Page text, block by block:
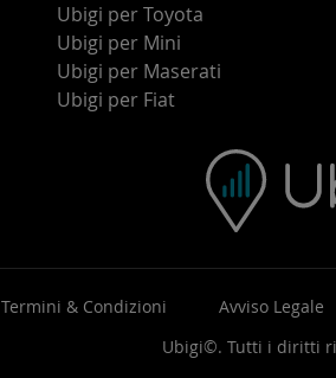
Ubigi per Toyota
Ubigi per Mini
Ubigi per Maserati
Ubigi per Fiat
Termini & Condizioni Avviso Legale
Ubigi©. Tutti i diritti